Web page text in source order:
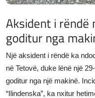
Aksident i rëndë
goditur nga
Një aksident i rëndë ka
në Tetovë, duke lënë një
goditur nga një makinë.
“Ilindenska”, ka nxitur